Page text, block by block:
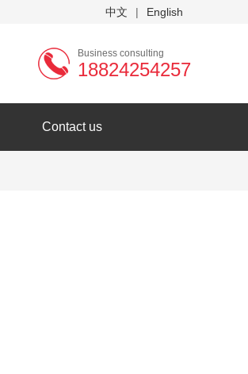
中文 | English
Business consulting
18824254257
Contact us